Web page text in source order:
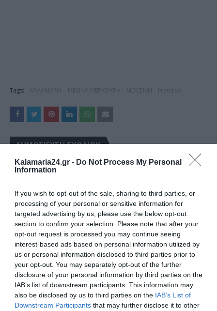
Kalamaria24.gr - Do Not Process My Personal
Information
If you wish to opt-out of the sale, sharing to third parties, or
processing of your personal or sensitive information for
targeted advertising by us, please use the below opt-out
section to confirm your selection. Please note that after your
opt-out request is processed you may continue seeing
interest-based ads based on personal information utilized by
us or personal information disclosed to third parties prior to
your opt-out. You may separately opt-out of the further
disclosure of your personal information by third parties on the
IAB’s list of downstream participants. This information may
also be disclosed by us to third parties on the IAB’s List of
Downstream Participants that may further disclose it to other
Tags:
ΔΗΜΟΣΊΕΥΣΗ ΣΧΟΛΊΟΥ
0 Σχόλια